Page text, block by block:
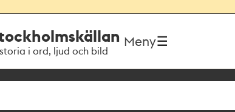
i ord, ljud och bild
Meny